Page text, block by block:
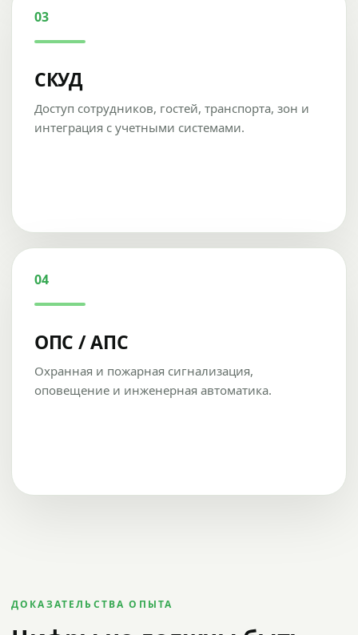
03
СКУД
Доступ сотрудников, гостей, транспорта, зон и
интеграция с учетными системами.
04
ОПС / АПС
Охранная и пожарная сигнализация,
оповещение и инженерная автоматика.
ДОКАЗАТЕЛЬСТВА ОПЫТА